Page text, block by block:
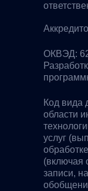
ОКВЭД:
Код вида
области
услуг
(включая
записи,